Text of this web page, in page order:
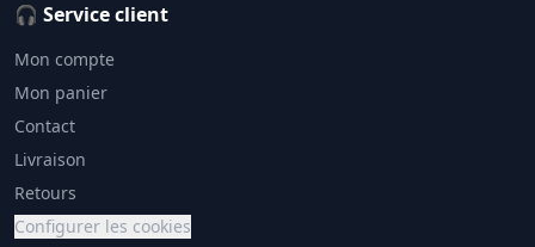
🎧 Service client
Mon compte
Mon panier
Contact
Livraison
Retours
Configurer les cookies